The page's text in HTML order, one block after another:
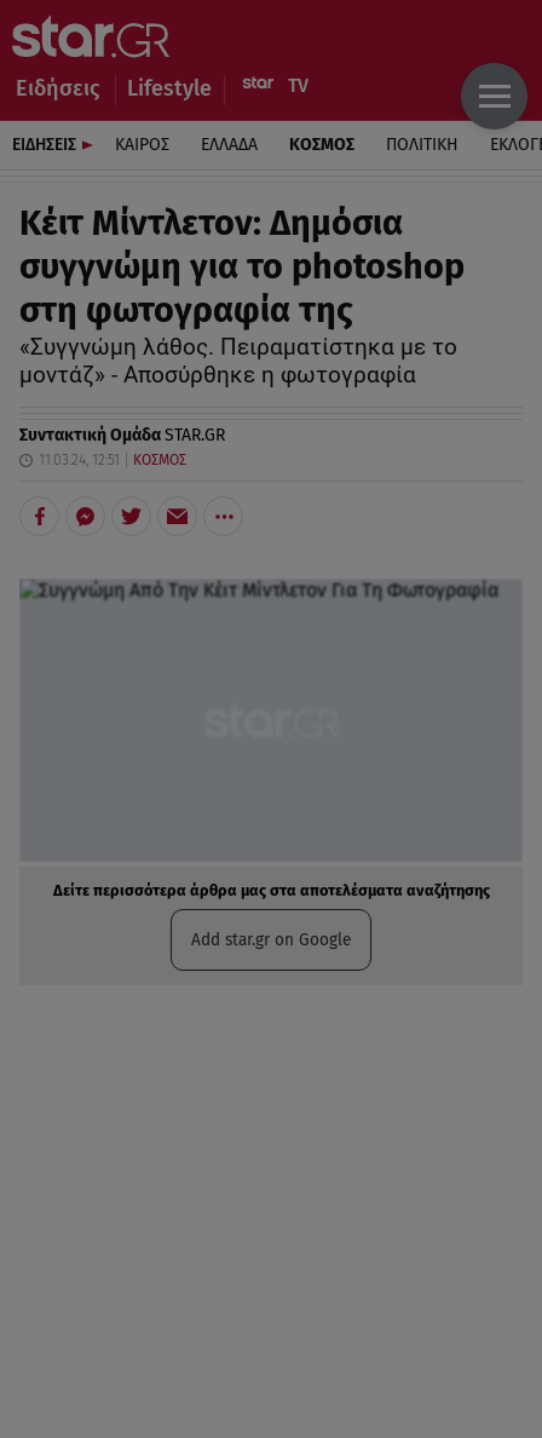
Ειδήσεις Lifestyle
ΕΙΔΗΣΕΙΣ ΚΑΙΡΟΣ ΕΛΛΑΔΑ ΚΟΣΜΟΣ ΠΟΛΙΤΙΚΗ
Κέιτ Μίντλετον: Δημόσια
συγγνώμη για το photoshop
στη φωτογραφία της
«Συγγνώμη λάθος. Πειραματίστηκα με το
μοντάζ» - Αποσύρθηκε η φωτογραφία
Συντακτική ΟμάδαSTAR.GR
11.03.24, 12:51 ΚΟΣΜΟΣ
Δείτε περισσότερα άρθρα μας στα αποτελέσματα αναζήτησης
Add star.gr on Google